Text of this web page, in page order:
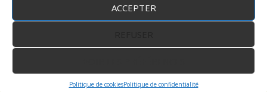
ACCEPTER
Politique de cookiesPolitique de confidentialité
Copyright © 2023 robindesjeux.com -Mentions